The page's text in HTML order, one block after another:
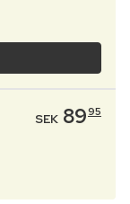
SEK 8995